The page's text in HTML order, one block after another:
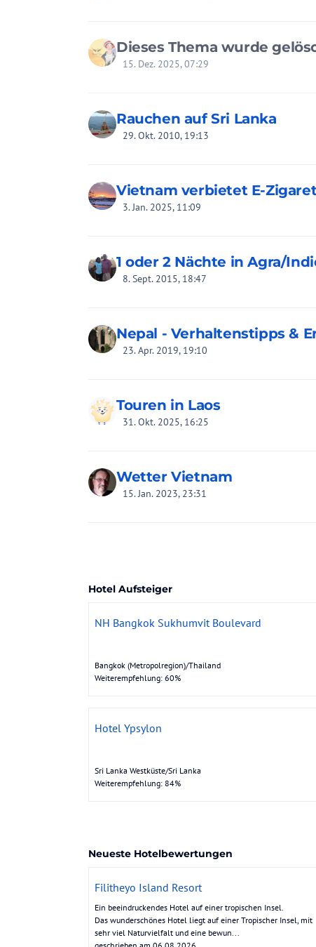
Dieses Thema wurde
15. Dez. 2025, 07:29
Rauchen auf Sri Lanka
29. Okt. 2010, 19:13
Vietnam verbietet E-
3. Jan. 2025, 11:09
1 oder 2 Nächte in Agra/
8. Sept. 2015, 18:47
Nepal - Verhaltenstipps &
23. Apr. 2019, 19:10
Touren in Laos
31. Okt. 2025, 16:25
Wetter Vietnam
15. Jan. 2023, 23:31
Hotel Aufsteiger
NH Bangkok Sukhumvit Boulevard
Bangkok (Metropolregion)/Thailand
Weiterempfehlung: 60%
Hotel Ypsylon
Sri Lanka Westküste/Sri Lanka
Weiterempfehlung: 84%
Neueste Hotelbewertungen
Filitheyo Island Resort
Ein beeindruckendes Hotel auf einer tropischen Insel.
Das wunderschönes Hotel liegt auf einer Tropischer Insel, mit
sehr viel Naturvielfalt und eine bewun...